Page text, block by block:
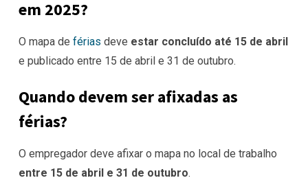
em 2025?
O mapa de férias deve estar concluído até 15 de abril
e publicado entre 15 de abril e 31 de outubro.
Quando devem ser afixadas as
férias?
O empregador deve afixar o mapa no local de trabalho
entre 15 de abril e 31 de outubro.